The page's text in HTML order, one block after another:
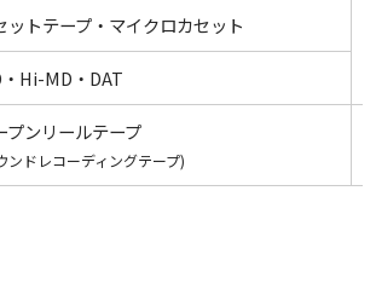
オプション内容
の生えてしまったフィルムは、
まではダビングすることがで
ットテープ・マイクロカセット
Hi-MD・DAT
プンリールテープ
ンドレコーディングテープ)